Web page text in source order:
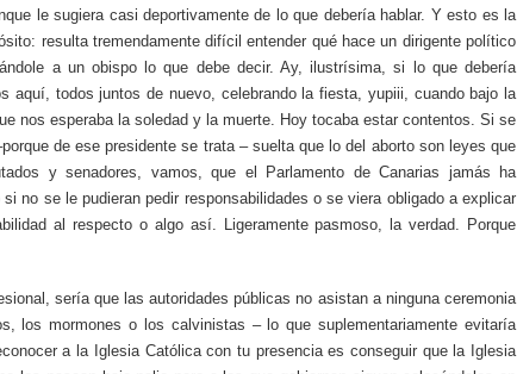
le sugiera casi deportivamente de lo que debería hablar. Y esto es la
resulta tremendamente difícil entender qué hace un dirigente político
a un obispo lo que debe decir. Ay, ilustrísima, si lo que debería
aquí, todos juntos de nuevo, celebrando la fiesta, yupiii, cuando bajo la
nos esperaba la soledad y la muerte. Hoy tocaba estar contentos. Si se
de ese presidente se trata – suelta que lo del aborto son leyes que
y senadores, vamos, que el Parlamento de Canarias jamás ha
no se le pudieran pedir responsabilidades o se viera obligado a explicar
al respecto o algo así. Ligeramente pasmoso, la verdad. Porque
sería que las autoridades públicas no asistan a ninguna ceremonia
los mormones o los calvinistas – lo que suplementariamente evitaría
a la Iglesia Católica con tu presencia es conseguir que la Iglesia